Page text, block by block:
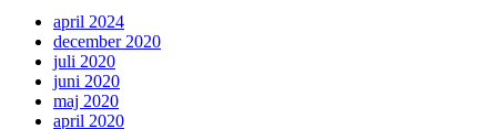
april 2024
december 2020
juli 2020
juni 2020
maj 2020
april 2020